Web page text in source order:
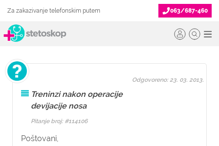
Za zakazivanje telefonskim putem 063/687-460
Treninzi nakon operacije
devijacije nosa
Pitanje broj: #114106
Poštovani,
Odgovoreno: 23. 03. 2013.